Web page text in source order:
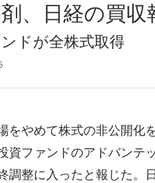
、日経の買収
ドが全株式取得
をやめて株式の非公開化
資ファンドのアドバンテ
調整に入ったと報じた。